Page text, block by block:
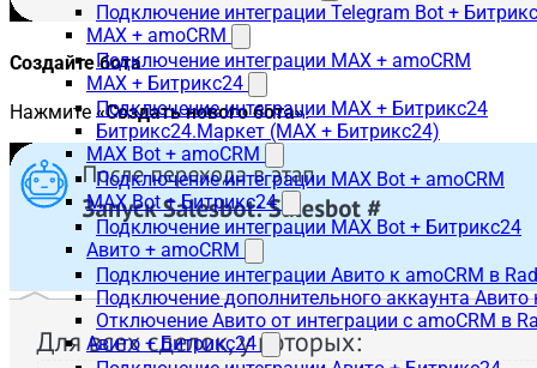
Подключение интеграции Telegram Bot +
MAX + amoCRM
Подключение интеграции MAX + amoCRM
MAX + Битрикс24
Подключение интеграции MAX + Битрикс24
Битрикс24.Маркет (MAX + Битрикс24)
MAX Bot + amoCRM
Подключение интеграции MAX Bot + amoCRM
MAX Bot + Битрикс24
Подключение интеграции MAX Bot + Битрикс24
Авито + amoCRM
Подключение интеграции Авито к amoCRM в
Подключение дополнительного аккаунта Авито
Отключение Авито от интеграции с amoCRM в
Авито + Битрикс24
Создайте бота
Нажмите «Создать нового бота».